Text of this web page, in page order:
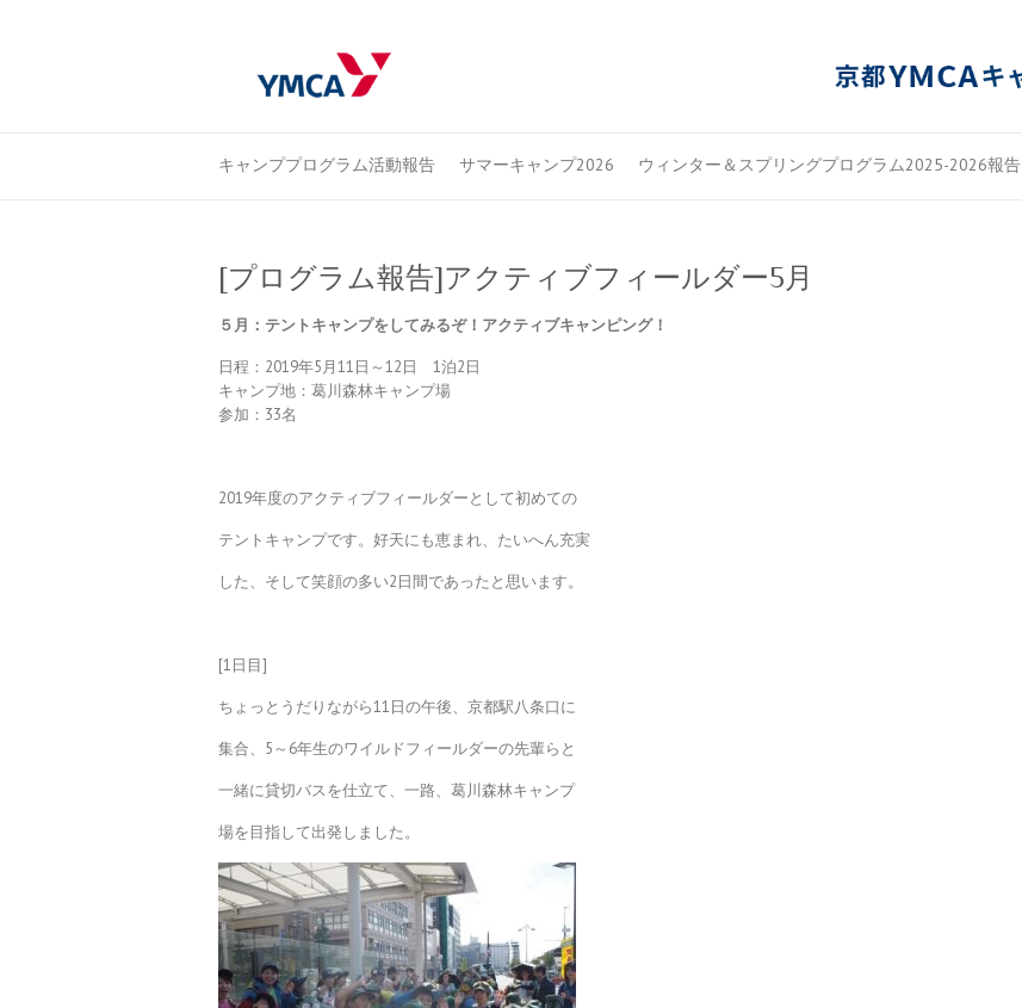
キャンププログラム活動報告 サマーキャンプ2026 ウィンター＆スプリングプログラム2025-2026報告
[プログラム報告]アクティブフィールダー5月
５月：テントキャンプをしてみるぞ！アクティブキャンピング！
日程：2019年5月11日～12日 1泊2日
キャンプ地：葛川森林キャンプ場
参加：33名
2019年度のアクティブフィールダーとして初めての
テントキャンプです。好天にも恵まれ、たいへん充実
した、そして笑顔の多い2日間であったと思います。
[1日目]
ちょっとうだりながら11日の午後、京都駅八条口に
集合、5～6年生のワイルドフィールダーの先輩らと
一緒に貸切バスを仕立て、一路、葛川森林キャンプ
場を目指して出発しました。